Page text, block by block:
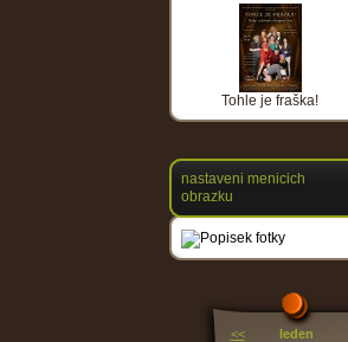
Tohle je fraška!
nastaveni menicich
obrazku
<< leden